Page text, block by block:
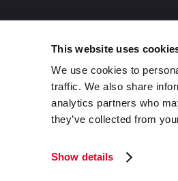
This website uses
We use cookies to
traffic. We also share
analytics partners who
they’ve collected from
Show details
2026 DaklaPack Group. Alle Rechte